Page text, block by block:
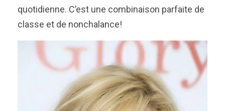
quotidienne. C’est une combinaison parfaite de
classe et de nonchalance!